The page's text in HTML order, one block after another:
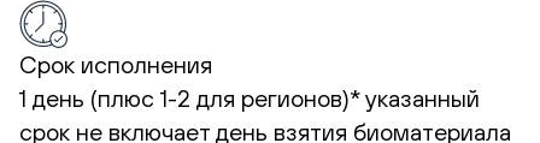
Срок исполнения
1 день (плюс 1-2 для регионов)*указанный
срок не включает день взятия биоматериала